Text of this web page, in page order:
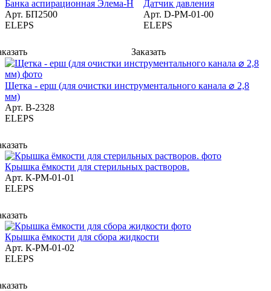
Банка аспирационная Элема-Н
Арт. БП2500
ELEPS
Датчик давления
Арт. D-PM-01-00
ELEPS
Заказать
Щетка - ерш (для очистки инструментального канала ⌀ 2,8
мм)
Арт. В-2328
ELEPS
Крышка ёмкости для стерильных растворов.
Арт. К-РМ-01-01
ELEPS
Крышка ёмкости для сбора жидкости
Арт. К-РМ-01-02
ELEPS